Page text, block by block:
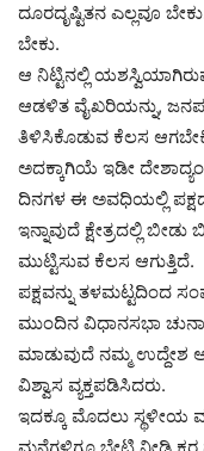
ದೂರದೃಷ್ಟಿತನ ಎಲ್ಲವೂ
ಬೇಕು.
ಆ ನಿಟ್ಟಿನಲ್ಲಿ
ಆಡಳಿತ ವೈಖರಿಯನ್ನು,
ತಿಳಿಸಿಕೊಡುವ ಕೆಲಸ
ಅದಕ್ಕಾಗಿಯೆ ಇಡೀ
ದಿನಗಳ ಈ ಅವಧಿಯಲ್ಲಿ ಪಕ್ಷದ
ಇನ್ನಾವುದೆ ಕ್ಷೇತ್ರದಲ್ಲಿ
ಮುಟ್ಟಿಸುವ ಕೆಲಸ ಆಗುತ್ತಿದೆ.
ಪಕ್ಷವನ್ನು ತಳಮಟ್ಟದಿಂದ
ಮುಂದಿನ ವಿಧಾನಸಭಾ
ಮಾಡುವುದೆ ನಮ್ಮ ಉದ್ದೇಶ
ವಿಶ್ವಾಸ ವ್ಯಕ್ತಪಡಿಸಿದರು.
ಇದಕ್ಕೂ ಮೊದಲು